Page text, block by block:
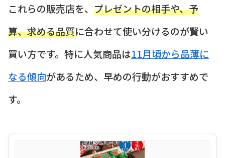
これらの販売店を、 プレゼントの相手や、予
算、求める品質に合わせて使い分けるのが賢い
買い方です。特に人気商品は11月頃から品薄に
なる傾向があるため、早めの行動がおすすめで
す。